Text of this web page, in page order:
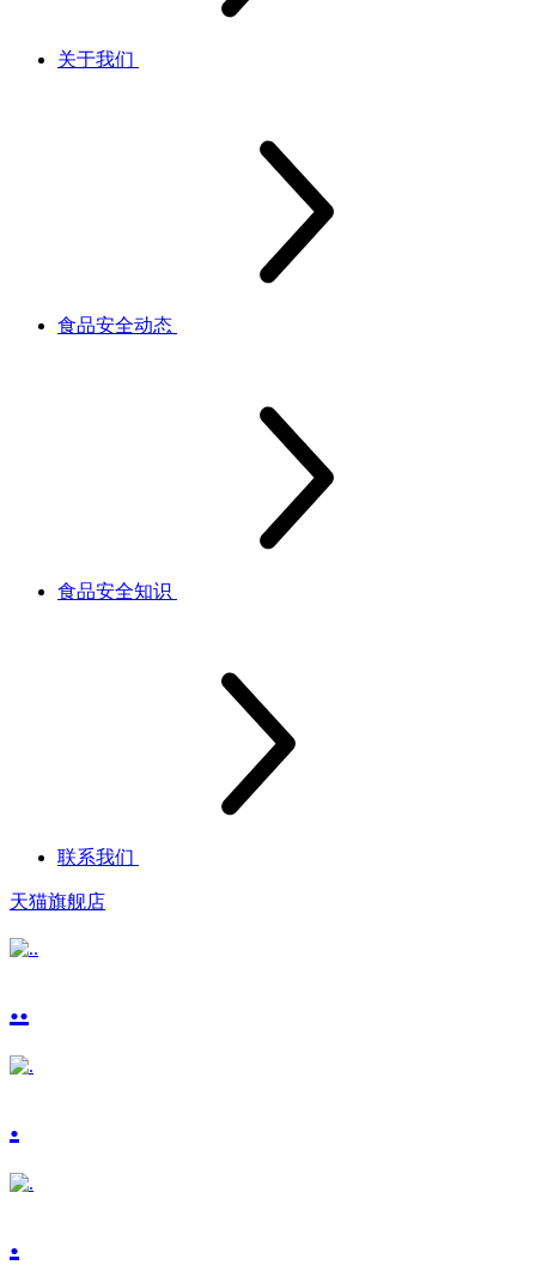
关于我们
食品安全动态
食品安全知识
联系我们
天猫旗舰店
..
.
.